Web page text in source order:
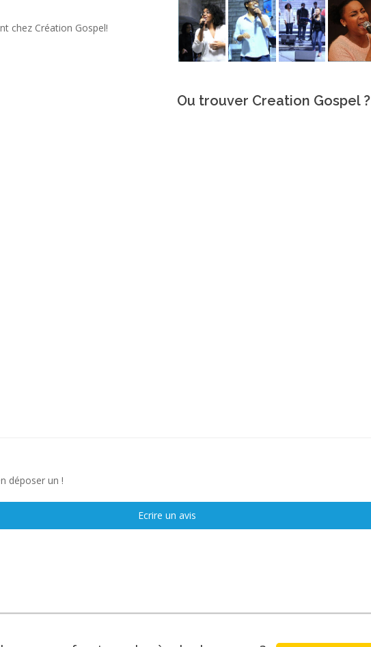
chez Création Gospel!
Ou trouver Creation Gospel ?
déposer un !
Ecrire un avis